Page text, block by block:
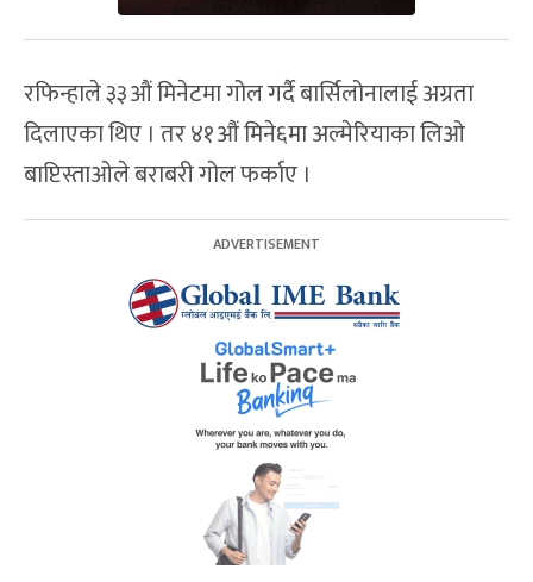
रफिन्हाले ३३औं मिनेटमा गोल गर्दै बार्सिलोनालाई अग्रता
दिलाएका थिए । तर ४१औं मिने६मा अल्मेरियाका लिओ
बाप्टिस्ताओले बराबरी गोल फर्काए ।